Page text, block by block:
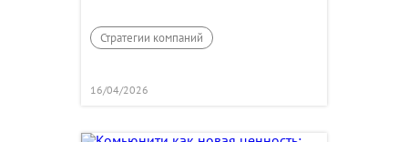
Стратегии компаний
16/04/2026